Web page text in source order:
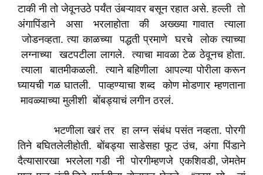
टाकी नी तो जेवूनउठे पर्यंत उंबऱ्यावर बसून रहात असे. हल्ली तो
अंगापिंडाने असा भरलाहोता की अख्ख्या गावात त्याला
जोडनव्हता. त्या काळच्या पद्धती प्रमाणे घरचे लोक त्याच्या
लग्नाच्या खटपटीला लागले. त्याचा मावळा टेळ ठेवूनच होता.
त्याला बातमीकळली. त्याने बहिणीला आपल्या पोरीला करून
घ्यायची गळ घातली. पाव्हण्याचा शब्द कोण मोडणार म्हणताना
मावळ्याच्या मुलीशी बोंबड्याचं लगीन ठरलं.
भटणीला खरं तर हा लग्न संबंध पसंत नव्हता. पोरगी
तिने बघितलेलीहोती. बोंबड्या साडेसहा फूट उंच, अंगा पिंडाने
दैत्यासारखा भरलेला गडी नी पोरगीम्हणजे एकशिवडी, जेमतेम